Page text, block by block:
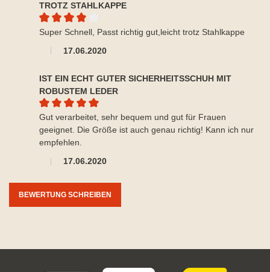
TROTZ STAHLKAPPE
Durchschnittliche Bewertung von 4 von 5 Sternen
17.06.2020
Super Schnell, Passt richtig gut,leicht trotz Stahlkappe
IST EIN ECHT GUTER SICHERHEITSSCHUH MIT
ROBUSTEM LEDER
Durchschnittliche Bewertung von 5 von 5 Sternen
17.06.2020
Gut verarbeitet, sehr bequem und gut für Frauen
geeignet. Die Größe ist auch genau richtig! Kann ich nur
empfehlen.
BEWERTUNG SCHREIBEN